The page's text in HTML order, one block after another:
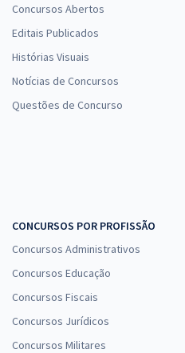
Concursos Abertos
Editais Publicados
Histórias Visuais
Notícias de Concursos
Questões de Concurso
CONCURSOS POR PROFISSÃO
Concursos Administrativos
Concursos Educação
Concursos Fiscais
Concursos Jurídicos
Concursos Militares